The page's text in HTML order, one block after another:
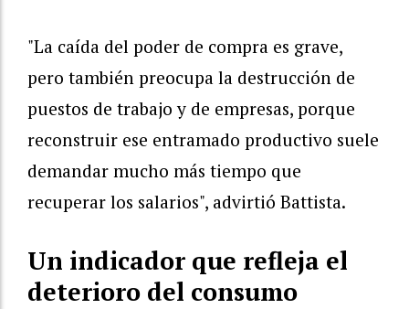
"La caída del poder de compra es grave,
pero también preocupa la destrucción de
puestos de trabajo y de empresas, porque
reconstruir ese entramado productivo suele
demandar mucho más tiempo que
recuperar los salarios", advirtió Battista.
Un indicador que refleja el
deterioro del consumo